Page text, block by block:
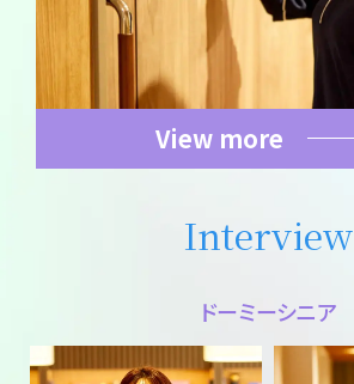
View more
Interview
ドーミーシニア